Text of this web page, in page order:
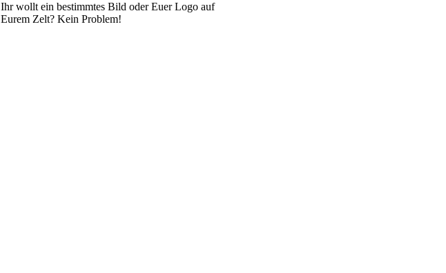
Ihr wollt ein bestimmtes Bild oder Euer Logo auf
Eurem Zelt? Kein Problem!